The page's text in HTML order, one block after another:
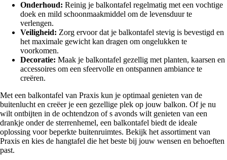
Onderhoud: Reinig je balkontafel regelmatig met een vochtige
doek en mild schoonmaakmiddel om de levensduur te
verlengen.
Veiligheid: Zorg ervoor dat je balkontafel stevig is bevestigd en
het maximale gewicht kan dragen om ongelukken te
voorkomen.
Decoratie: Maak je balkontafel gezellig met planten, kaarsen en
accessoires om een sfeervolle en ontspannen ambiance te
creëren.
Met een balkontafel van Praxis kun je optimaal genieten van de
buitenlucht en creëer je een gezellige plek op jouw balkon. Of je nu
wilt ontbijten in de ochtendzon of s avonds wilt genieten van een
drankje onder de sterrenhemel, een balkontafel biedt de ideale
oplossing voor beperkte buitenruimtes. Bekijk het assortiment van
Praxis en kies de hangtafel die het beste bij jouw wensen en behoeften
past.